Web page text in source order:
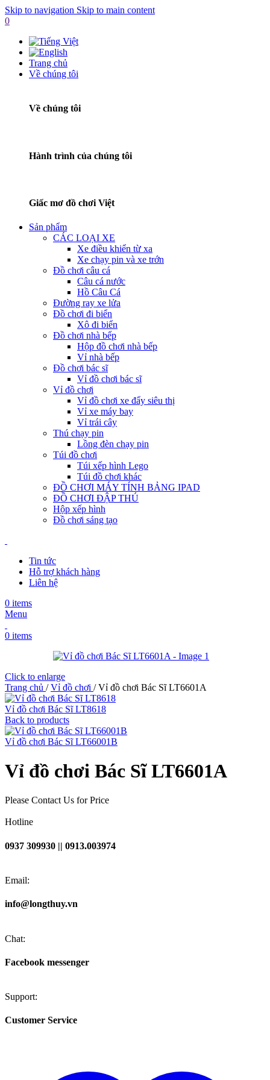
Skip to navigation Skip to main content
0
Trang chủ
Về chúng tôi
Về chúng tôi
Hành trình của chúng tôi
Giấc mơ đồ chơi Việt
Sản phẩm
CÁC LOẠI XE
Xe điều khiển từ xa
Xe chạy pin và xe trớn
Đồ chơi câu cá
Câu cá nước
Hồ Câu Cá
Đường ray xe lửa
Đồ chơi đi biển
Xô đi biển
Đồ chơi nhà bếp
Hộp đồ chơi nhà bếp
Vỉ nhà bếp
Đồ chơi bác sĩ
Vỉ đồ chơi bác sĩ
Vỉ đồ chơi
Vỉ đồ chơi xe đẩy siêu thị
Vỉ xe máy bay
Vỉ trái cây
Thú chạy pin
Lồng đèn chạy pin
Túi đồ chơi
Túi xếp hình Lego
Túi đồ chơi khác
ĐỒ CHƠI MÁY TÍNH BẢNG IPAD
ĐỒ CHƠI ĐẬP THÚ
Hộp xếp hình
Đồ chơi sáng tạo
Tin tức
Hỗ trợ khách hàng
Liên hệ
0 items
Menu
0 items
Click to enlarge
Trang chủ / Vỉ đồ chơi / Vỉ đồ chơi Bác Sĩ LT6601A
Vỉ đồ chơi Bác Sĩ LT8618
Back to products
Vỉ đồ chơi Bác Sĩ LT66001B
Vỉ đồ chơi Bác Sĩ LT6601A
Please Contact Us for Price
Hotline
0937 309930 || 0913.003974
Email:
info@longthuy.vn
Chat:
Facebook messenger
Support:
Customer Service